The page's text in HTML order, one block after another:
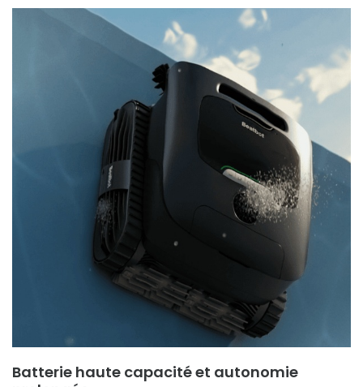
Batterie haute capacité et autonomie